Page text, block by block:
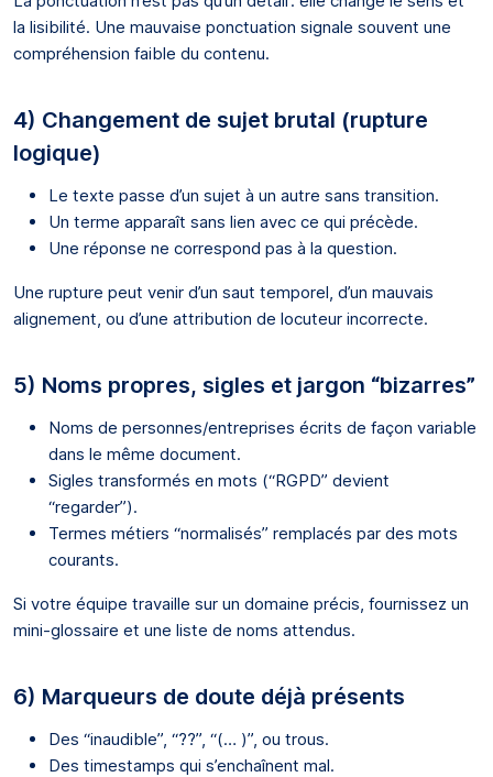
la lisibilité. Une mauvaise ponctuation signale souvent une
compréhension faible du contenu.
4) Changement de sujet brutal (rupture
logique)
Le texte passe d’un sujet à un autre sans transition.
Un terme apparaît sans lien avec ce qui précède.
Une réponse ne correspond pas à la question.
Une rupture peut venir d’un saut temporel, d’un mauvais
alignement, ou d’une attribution de locuteur incorrecte.
5) Noms propres, sigles et jargon “bizarres”
Noms de personnes/entreprises écrits de façon variable
dans le même document.
Sigles transformés en mots (“RGPD” devient
“regarder”).
Termes métiers “normalisés” remplacés par des mots
courants.
Si votre équipe travaille sur un domaine précis, fournissez un
mini-glossaire et une liste de noms attendus.
6) Marqueurs de doute déjà présents
Des “inaudible”, “??”, “(… )”, ou trous.
Des timestamps qui s’enchaînent mal.